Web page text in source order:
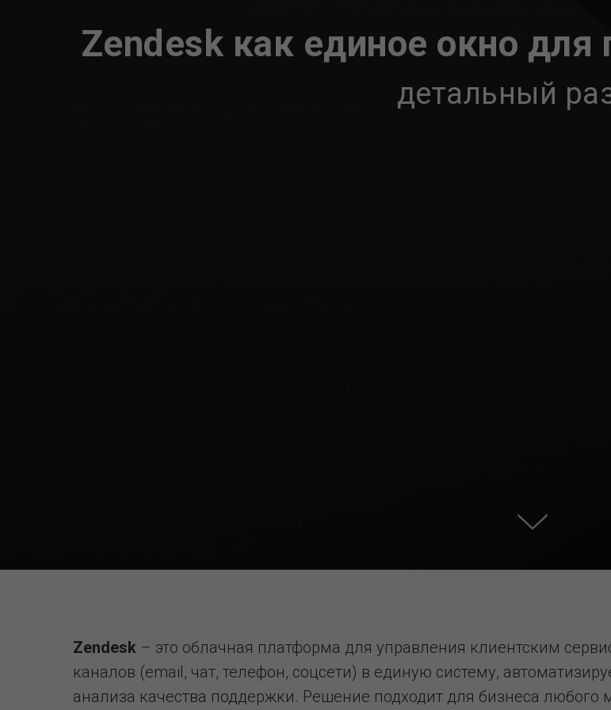
Zendesk как единое окно
детальный
Zendesk – это облачная платформа для управления клиентским
каналов (email, чат, телефон, соцсети) в единую систему,
анализа качества поддержки. Решение подходит для бизнеса любого